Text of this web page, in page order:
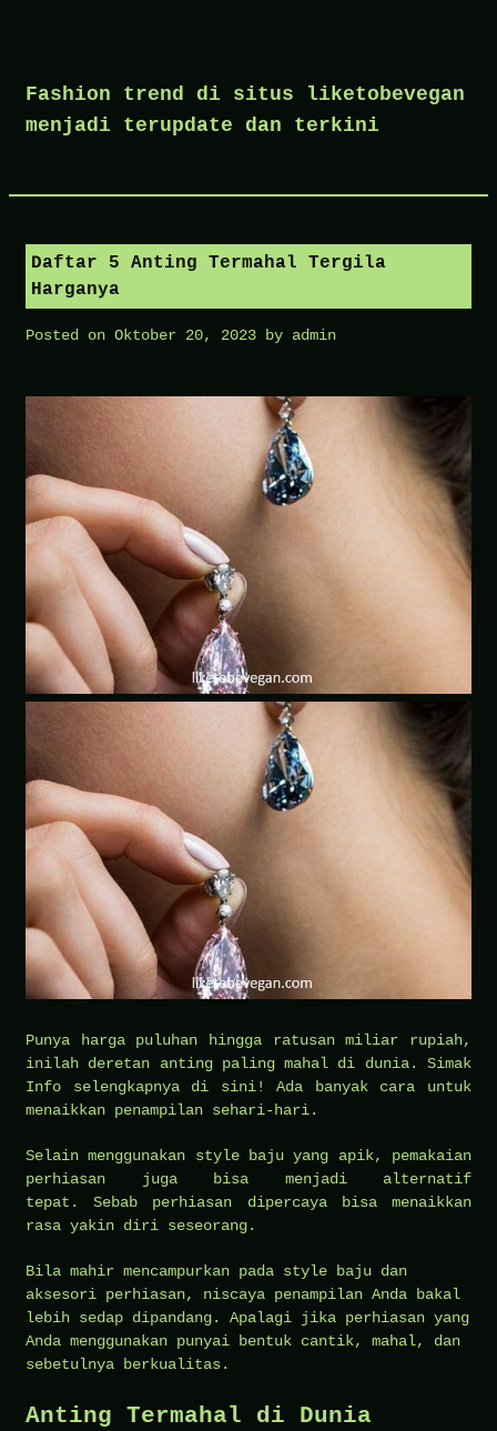
content
Fashion trend di situs liketobevegan
menjadi terupdate dan terkini
Daftar 5 Anting Termahal Tergila
Harganya
Posted on Oktober 20, 2023 by admin
Punya harga puluhan hingga ratusan miliar rupiah,
inilah deretan anting paling mahal di dunia. Simak
Info selengkapnya di sini! Ada banyak cara untuk
menaikkan penampilan sehari-hari.
Selain menggunakan style baju yang apik, pemakaian
perhiasan juga bisa menjadi alternatif
tepat. Sebab perhiasan dipercaya bisa menaikkan
rasa yakin diri seseorang.
Bila mahir mencampurkan pada style baju dan
aksesori perhiasan, niscaya penampilan Anda bakal
lebih sedap dipandang. Apalagi jika perhiasan yang
Anda menggunakan punyai bentuk cantik, mahal, dan
sebetulnya berkualitas.
Anting Termahal di Dunia